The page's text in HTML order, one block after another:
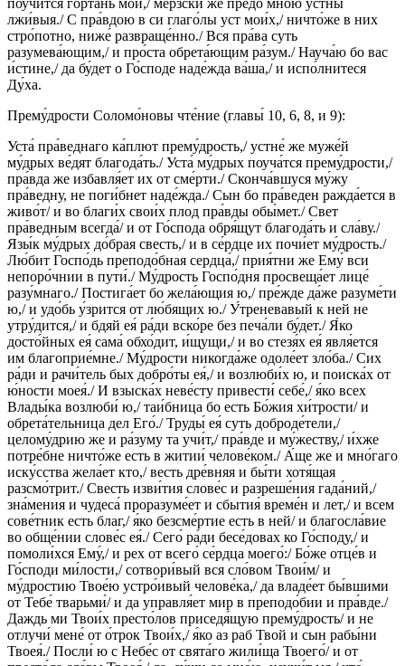
лжи́выя./ С пра́вдою в си глаго́лы уст мои́х,/ ничто́же в них
стро́потно, ниже́ развраще́нно./ Вся пра́ва суть
разумева́ющим,/ и про́ста обрета́ющим ра́зум./ Науча́ю бо вас
и́стине,/ да бу́дет о Го́споде наде́жда ва́ша,/ и испо́лнитеся
Ду́ха.
Прему́дрости Соломо́новы чте́ние (главы́ 10, 6, 8, и 9):
Уста́ пра́веднаго ка́плют прему́дрость,/ устне́ же муже́й
му́дрых ве́дят благода́ть./ Уста́ му́дрых поуча́тся прему́дрости,/
пра́вда же избавля́ет их от сме́рти./ Сконча́вшуся му́жу
пра́ведну, не поги́бнет наде́жда./ Сын бо пра́веден ражда́ется в
живо́т/ и во благи́х свои́х плод пра́вды обы́мет./ Свет
пра́ведным всегда́/ и от Го́спода обря́щут благода́ть и сла́ву./
Язы́к му́дрых до́брая свесть,/ и в се́рдце их почи́ет му́дрость./
Лю́бит Госпо́дь преподо́бная сердца́,/ прия́тни же Ему́ вси
непоро́чнии в пути́./ Му́дрость Госпо́дня просвеща́ет лице́
разу́мнаго./ Постига́ет бо жела́ющия ю,/ пре́жде да́же разуме́ти
ю,/ и удо́бь у́зрится от лю́бящих ю./ У́треневавый к ней не
утру́дится,/ и бдяй ея́ ра́ди вско́ре без печа́ли бу́дет./ Я́ко
досто́йных ея́ сама́ обхо́дит, и́щущи,/ и во стезя́х ея́ явля́ется
им благоприе́мне./ Му́дрости никогда́же одоле́ет зло́ба./ Сих
ра́ди и рачи́тель бых добро́ты ея́,/ и возлюби́х ю, и поиска́х от
ю́ности моея́./ И взыска́х неве́сту привести́ себе́,/ я́ко всех
Влады́ка возлюби́ ю,/ таи́бница бо есть Бо́жия хи́трости/ и
обрета́тельница дел Его́./ Труды́ ея́ суть доброде́тели,/
целому́дрию же и ра́зуму та учи́т,/ пра́вде и му́жеству,/ и́хже
потре́бне ничто́же есть в житии́ челове́ком./ А́ще же и мно́гаго
иску́сства жела́ет кто,/ весть дре́вняя и бы́ти хотя́щая
разсмо́трит./ Свесть изви́тия слове́с и разреше́ния гада́ний,/
зна́мения и чудеса́ проразуме́ет и сбытия́ време́н и лет,/ и всем
сове́тник есть благ,/ я́ко безсме́ртие есть в ней/ и благосла́вие
во обще́нии слове́с ея́./ Сего́ ра́ди бесе́довах ко Го́споду,/ и
помоли́хся Ему́,/ и рех от всего́ се́рдца моего́:/ Бо́же отце́в и
Го́споди ми́лости,/ сотвори́вый вся сло́вом Твои́м/ и
му́дростию Твое́ю устро́ивый челове́ка,/ да владе́ет бы́вшими
от Тебе́ тварьми́/ и да управля́ет мир в преподо́бии и пра́вде./
Даждь ми Твои́х престо́лов приседя́щую прему́дрость/ и не
отлучи́ мене́ от о́трок Твои́х,/ я́ко аз раб Твой и сын рабы́ни
Твоея́./ Посли́ ю с Небе́с от свята́го жили́ща Твоего́/ и от